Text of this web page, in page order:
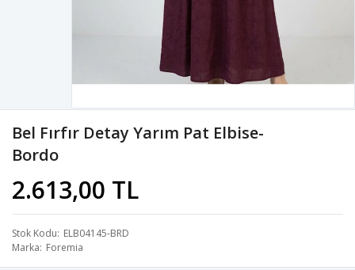
Bel Fırfır Detay Yarım Pat Elbise-
Bordo
2.613,00 TL
Stok Kodu ELB04145-BRD
Marka Foremia